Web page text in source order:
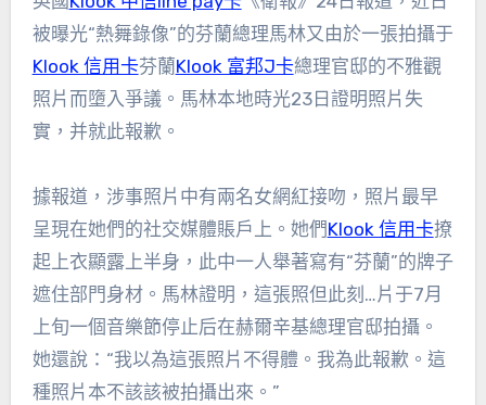
被曝光“熱舞錄像”的芬蘭總理馬林又由於一張拍攝于
Klook 信用卡芬蘭Klook 富邦J卡總理官邸的不雅觀
照片而墮入爭議。馬林本地時光23日證明照片失
實，并就此報歉。
據報道，涉事照片中有兩名女網紅接吻，照片最早
呈現在她們的社交媒體賬戶上。她們Klook 信用卡撩
起上衣顯露上半身，此中一人舉著寫有“芬蘭”的牌子
遮住部門身材。馬林證明，這張照但此刻…片于7月
上旬一個音樂節停止后在赫爾辛基總理官邸拍攝。
她還說：“我以為這張照片不得體。我為此報歉。這
種照片本不該該被拍攝出來。”